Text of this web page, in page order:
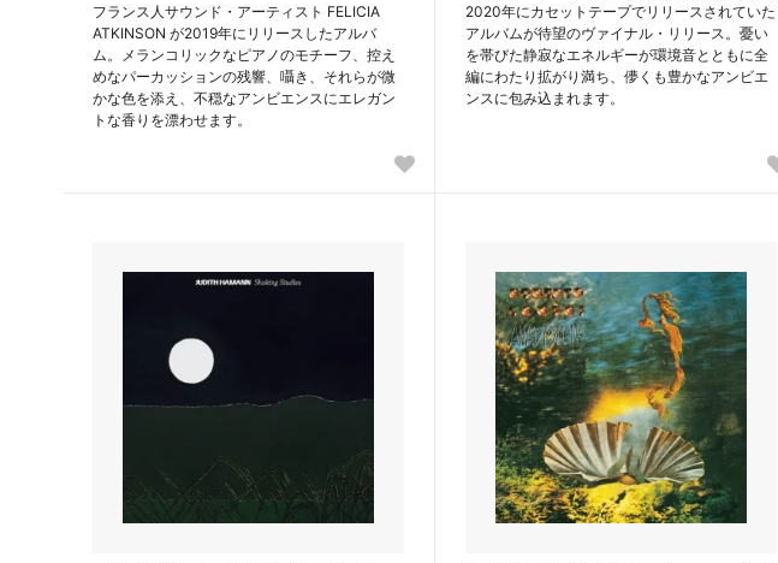
フランス人サウンド・アーティスト FELICIA
ATKINSON が2019年にリリースしたアルバ
ム。メランコリックなピアノのモチーフ、控え
めなパーカッションの残響、囁き、それらが微
かな色を添え、不穏なアンビエンスにエレガン
トな香りを漂わせます。
2020年にカセットテープでリリースされていた
アルバムが待望のヴァイナル・リリース。憂い
を帯びた静寂なエネルギーが環境音とともに全
編にわたり拡がり満ち、儚くも豊かなアンビエ
ンスに包み込まれます。